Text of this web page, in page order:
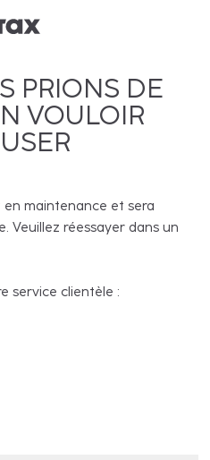
PRIONS DE
VOULOIR
maintenance et sera
Veuillez réessayer dans un
service clientèle :